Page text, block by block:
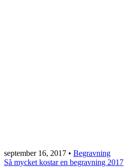
september 16, 2017 • Begravning
Så mycket kostar en begravning 2017